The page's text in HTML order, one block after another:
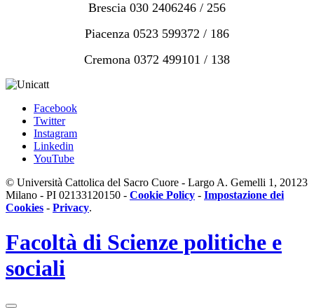
Brescia 030 2406246 / 256
Piacenza 0523 599372 / 186
Cremona 0372 499101 / 138
Facebook
Twitter
Instagram
Linkedin
YouTube
© Università Cattolica del Sacro Cuore - Largo A. Gemelli 1, 20123
Milano - PI 02133120150 - Cookie Policy - Impostazione dei
Cookies - Privacy.
Facoltà di Scienze politiche e
sociali